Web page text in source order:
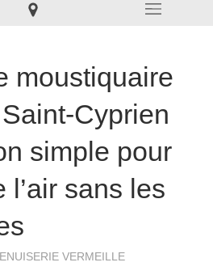
moustiquaire
Cyprien
simple pour
l’air sans les
VERMEILLE